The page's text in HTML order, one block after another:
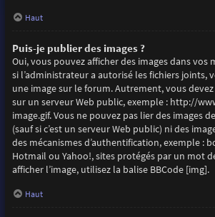
Haut
Puis-je publier des images ?
Oui, vous pouvez afficher des images dans vos
si l’administrateur a autorisé les fichiers joints,
une image sur le forum. Autrement, vous
sur un serveur Web public, exemple : http://
image.gif. Vous ne pouvez pas lier des images
(sauf si c’est un serveur Web public) ni des
des mécanismes d’authentification, exemple :
Hotmail ou Yahoo!, sites protégés par un mot
afficher l’image, utilisez la balise BBCode [img].
Haut